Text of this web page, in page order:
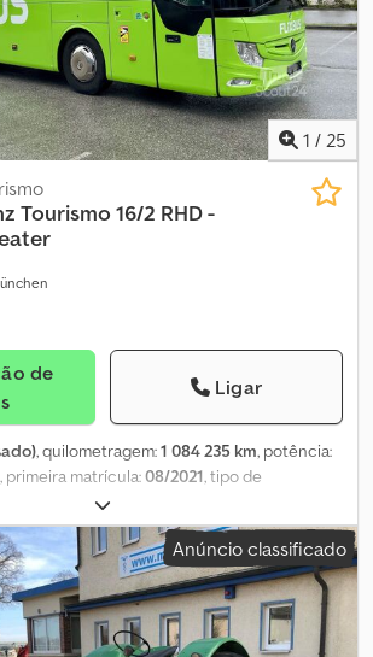
1 / 25
Tourismo 16/2 RHD -
Ligar
, quilometragem:1 084 235 km, potência:
, primeira matrícula:08/2021, tipo de
, número de lugares:
de eixo:2 eixos, classe de emissão:
, travões: retardador, Equipamento:ABS,
ar condicionado, casa de banho,
controlo de velocidade de cruzeiro,
sistema de navegação
, Mercedes-Benz
Anúncio classificado